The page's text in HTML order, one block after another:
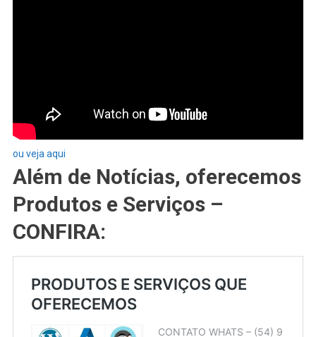
ou veja aqui
Além de Notícias, oferecemos
Produtos e Serviços –
CONFIRA: